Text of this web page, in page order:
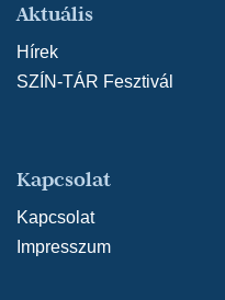
Aktuális
Hírek
SZÍN-TÁR Fesztivál
Kapcsolat
Kapcsolat
Impresszum